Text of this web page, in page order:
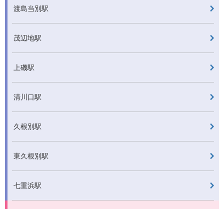
渡島当別駅
茂辺地駅
上磯駅
清川口駅
久根別駅
東久根別駅
七重浜駅